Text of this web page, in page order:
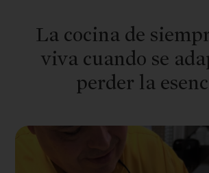
La cocina de
viva cuando se
perder la